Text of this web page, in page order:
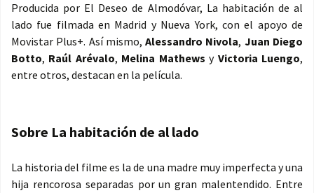
Producida por El Deseo de Almodóvar, La habitación de al
lado fue filmada en Madrid y Nueva York, con el apoyo de
Movistar Plus+. Así mismo,Alessandro Nivola, Juan Diego
Botto, Raúl Arévalo, Melina Mathews y Victoria Luengo,
entre otros, destacan en la película.
Sobre La habitación de al lado
La historia del filme es la de una madre muy imperfecta y una
hija rencorosa separadas por un gran malentendido. Entre